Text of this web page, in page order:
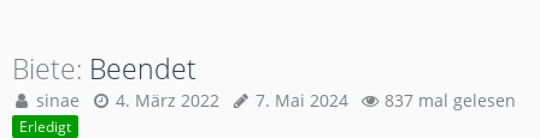
Biete Beendet
sinae 4. März 2022 7. Mai 2024 837 mal gelesen
Erledigt